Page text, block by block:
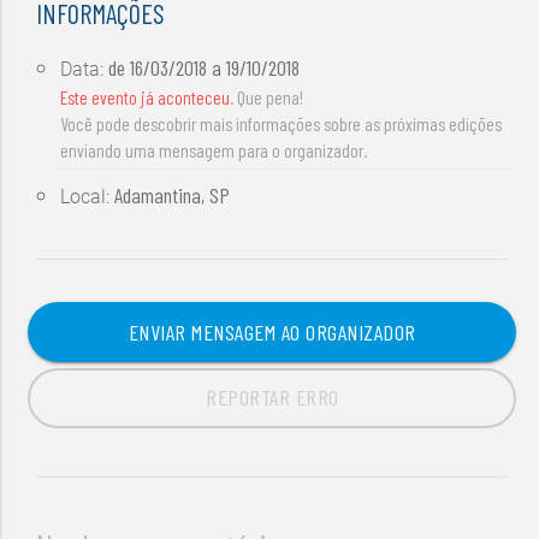
INFORMAÇÕES
Data:de16/03/2018 a19/10/2018
Este evento já aconteceu. Que pena!
Você pode descobrir mais informações sobre as próximas edições
enviando uma mensagem para o organizador.
Local:Adamantina, SP
ENVIAR MENSAGEM AO ORGANIZADOR
REPORTAR ERRO